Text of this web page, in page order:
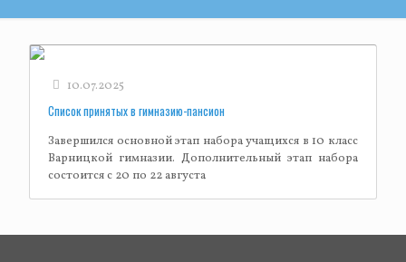
10.07.2025
Список принятых в гимназию-пансион
Завершился основной этап набора учащихся в 10 класс
Варницкой гимназии. Дополнительный этап набора
состоится с 20 по 22 августа